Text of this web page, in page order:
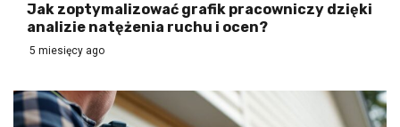
Jak zoptymalizować grafik pracowniczy dzięki
analizie natężenia ruchu i ocen?
5 miesięcy ago